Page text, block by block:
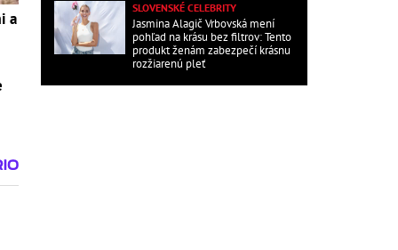
a
SLOVENSKÉ CELEBRITY
Jasmina Alagič Vrbovská mení
pohľad na krásu bez filtrov: Tento
produkt ženám zabezpečí krásnu
rozžiarenú pleť